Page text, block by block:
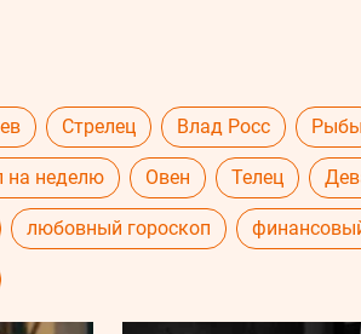
Стрелец Влад Росс Рыбы
на неделю Овен Телец
любовный гороскоп